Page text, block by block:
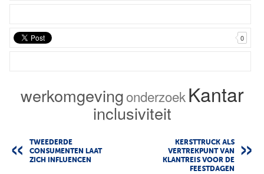
0
werkomgevingonderzoek Kantar
inclusiviteit
TWEEDERDE
CONSUMENTEN LAAT
ZICH INFLUENCEN
KERSTTRUCK ALS
VERTREKPUNT VAN
KLANTREIS VOOR DE
FEESTDAGEN